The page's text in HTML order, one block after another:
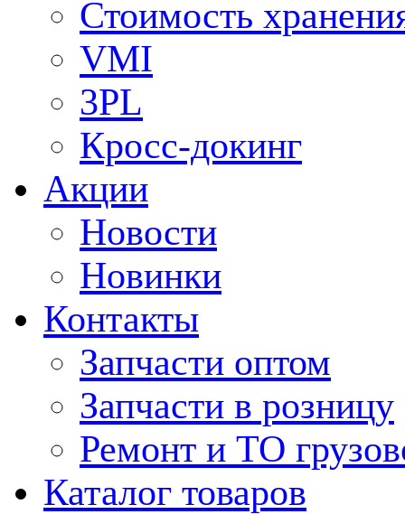
Стоимость
VMI
3PL
Кросс-докинг
Акции
Новости
Новинки
Контакты
Запчасти оптом
Запчасти в розницу
Ремонт и ТО
Каталог товаров